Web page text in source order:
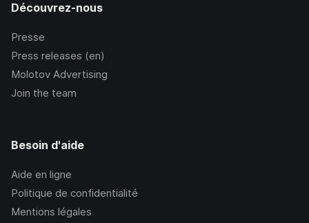
Découvrez-nous
Presse
Press releases (en)
Molotov Advertising
Join the team
Besoin d'aide
Aide en ligne
Politique de confidentialité
Mentions légales